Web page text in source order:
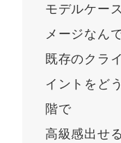
モデルケー
メージなん
既存のクラ
イントをど
階で
高級感出せ